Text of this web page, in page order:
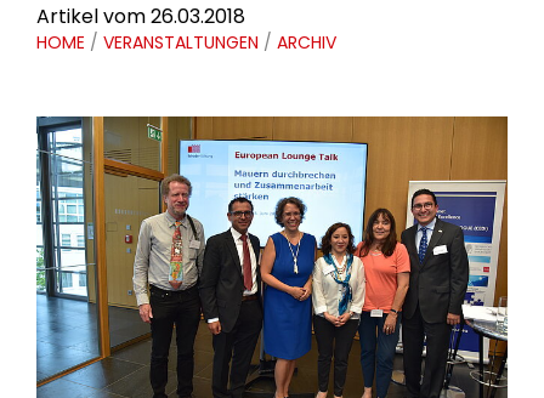
Artikel vom 26.03.2018
HOME / VERANSTALTUNGEN / ARCHIV